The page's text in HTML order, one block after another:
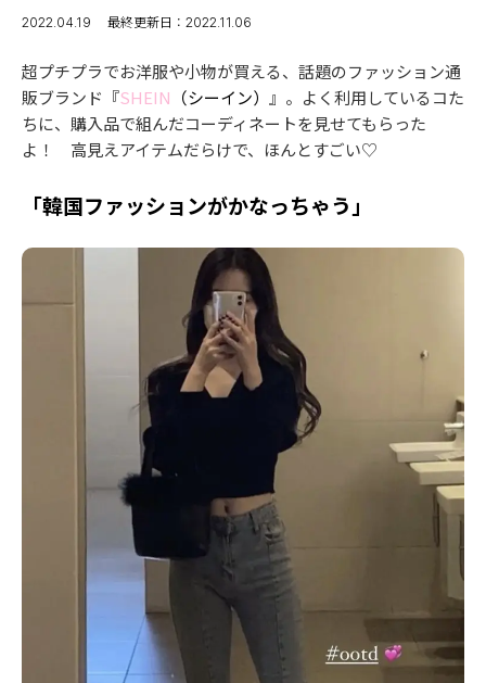
TikTok
Instagram
YouTube
FORTUNE
MISS SEVENTEEN
MAGAZINE
INFORMATION
について
ST member
新規会員登録・ログイン
2022.04.19 最終更新日：2022.11.06
超プチプラでお洋服や小物が買える、話題のファッション通
販ブランド『SHEIN （シーイン）
』。よく利用しているコた
ちに、購入品で組んだコーディネートを見せてもらった
よ！ 高見えアイテムだらけで、ほんとすごい♡
「韓国ファッションがかなっちゃう」